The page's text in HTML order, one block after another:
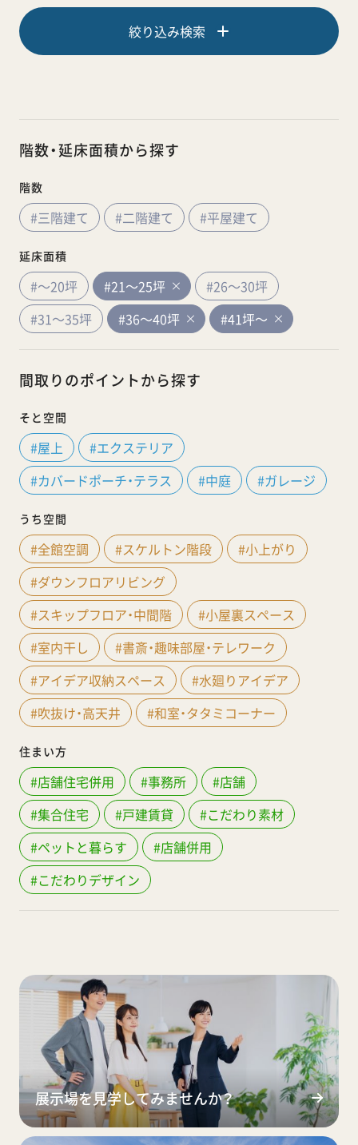
絞り込み検索
階数・延床面積から探す
階数
#三階建て #二階建て #平屋建て
延床面積
#～20坪 #21～25坪
#26～30坪
#31～35坪
#36～40坪 #41坪～
間取りのポイントから探す
そと空間
#屋上
#エクステリア
#カバードポーチ・テラス
#中庭 #ガレージ
うち空間
#全館空調 #スケルトン階段
#小上がり
#ダウンフロアリビング
#スキップフロア・中間階
#小屋裏スペース
#室内干し
#書斎・趣味部屋・テレワーク
#アイデア収納スペース
#水廻りアイデア
#吹抜け・高天井
#和室・タタミコーナー
住まい方
#店舗住宅併用 #事務所
#店舗
#集合住宅
#戸建賃貸
#こだわり素材
#ペットと暮らす
#店舗併用
#こだわりデザイン
展示場を見学してみませんか？